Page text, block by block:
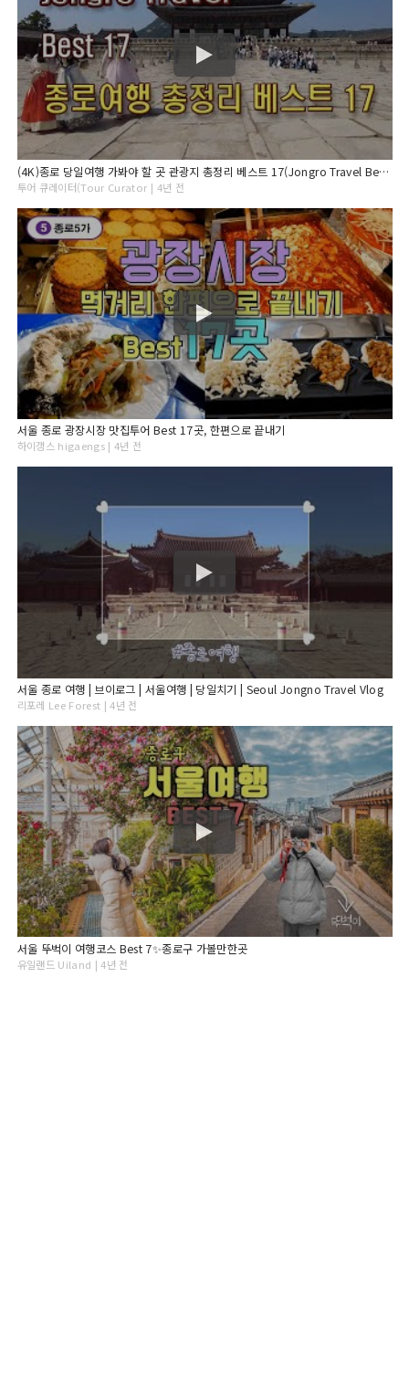
(4K)종로 당일여행 가봐야 할 곳 관광지 총정리 베스트 17(Jongro Travel Best 17)
투어 큐레이터(Tour Curator | 4년 전
서울 종로 광장시장 맛집투어 Best 17곳, 한편으로 끝내기
하이갱스 higaengs | 4년 전
서울 종로 여행 | 브이로그 | 서울여행 | 당일치기 | Seoul Jongno Travel Vlog
리포레 Lee Forest | 4년 전
서울 뚜벅이 여행코스 Best 7✨종로구 가볼만한곳
유일랜드 Uiland | 4년 전